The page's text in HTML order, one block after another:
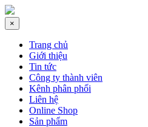
×
Trang chủ
Giới thiệu
Tin tức
Công ty thành viên
Kênh phân phối
Liên hệ
Online Shop
Sản phẩm